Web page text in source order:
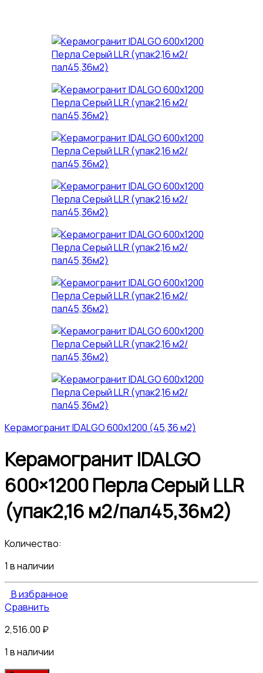
Керамогранит IDALGO 600x1200 (45,36 м2)
Керамогранит IDALGO
600×1200 Перла Серый LLR
(упак2,16 м2/пал45,36м2)
Количество:
1 в наличии
В избранное
Сравнить
2,516.00 ₽
1 в наличии